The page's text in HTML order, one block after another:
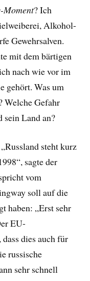
Moment? Ich
Alkohol-
Gewehrsalven.
mit dem bärtigen
nach wie vor im
gehört. Was um
Welche Gefahr
Land an?
steht kurz
sagte der
vom
soll auf die
haben: „Erst sehr
EU-
dies auch für
russische
sehr schnell